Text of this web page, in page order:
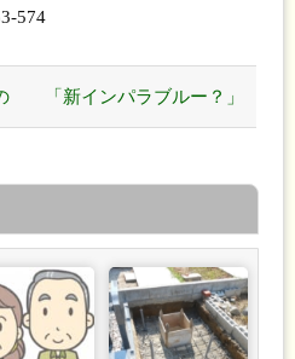
574
「新インパラブルー？」